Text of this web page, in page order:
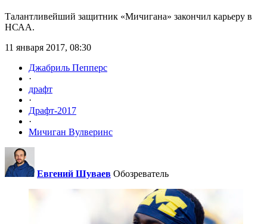
Талантливейший защитник «Мичигана» закончил карьеру в
НСАА.
11 января 2017, 08:30
Джабриль Пепперс
·
драфт
·
Драфт-2017
·
Мичиган Вулверинс
Евгений Шуваев Обозреватель